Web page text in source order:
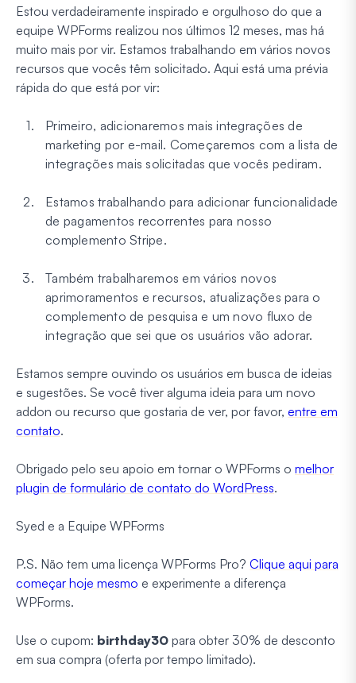
Estou verdadeiramente inspirado e orgulhoso do que a
equipe WPForms realizou nos últimos 12 meses, mas há
muito mais por vir. Estamos trabalhando em vários novos
recursos que vocês têm solicitado. Aqui está uma prévia
rápida do que está por vir:
Primeiro, adicionaremos mais integrações de
marketing por e-mail. Começaremos com a lista de
integrações mais solicitadas que vocês pediram.
Estamos trabalhando para adicionar funcionalidade
de pagamentos recorrentes para nosso
complemento Stripe.
Também trabalharemos em vários novos
aprimoramentos e recursos, atualizações para o
complemento de pesquisa e um novo fluxo de
integração que sei que os usuários vão adorar.
Estamos sempre ouvindo os usuários em busca de ideias
e sugestões. Se você tiver alguma ideia para um novo
addon ou recurso que gostaria de ver, por favor, entre em
contato.
Obrigado pelo seu apoio em tornar o WPForms o melhor
plugin de formulário de contato do WordPress.
Syed e a Equipe WPForms
P.S. Não tem uma licença WPForms Pro? Clique aqui para
começar hoje mesmo e experimente a diferença
WPForms.
Use o cupom: birthday30 para obter 30% de desconto
em sua compra (oferta por tempo limitado).